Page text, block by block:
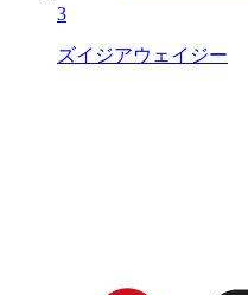
3
ズイジアウェイジー